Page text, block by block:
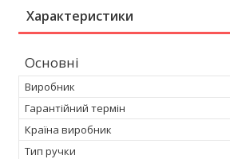
Характеристики
Основні
Виробник
Гарантійний термін
Країна виробник
Тип ручки